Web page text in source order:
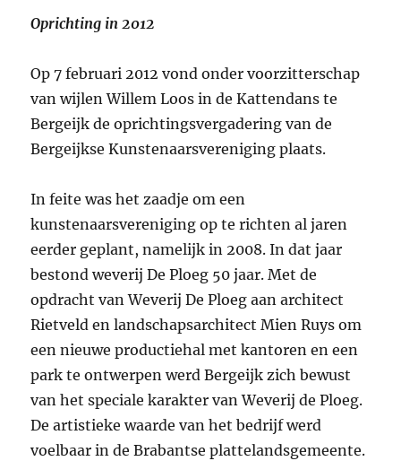
Oprichting in 2012
Op 7 februari 2012 vond onder voorzitterschap
van wijlen Willem Loos in de Kattendans te
Bergeijk de oprichtingsvergadering van de
Bergeijkse Kunstenaarsvereniging plaats.
In feite was het zaadje om een
kunstenaarsvereniging op te richten al jaren
eerder geplant, namelijk in 2008. In dat jaar
bestond weverij De Ploeg 50 jaar. Met de
opdracht van Weverij De Ploeg aan architect
Rietveld en landschapsarchitect Mien Ruys om
een nieuwe productiehal met kantoren en een
park te ontwerpen werd Bergeijk zich bewust
van het speciale karakter van Weverij de Ploeg.
De artistieke waarde van het bedrijf werd
voelbaar in de Brabantse plattelandsgemeente.